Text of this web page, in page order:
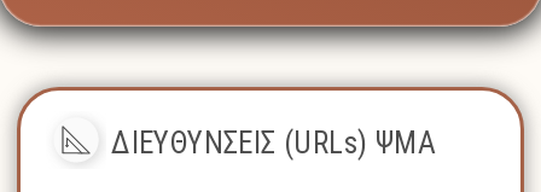
ΔΙΕΥΘΥΝΣΕΙΣ (URLs) ΨΜΑ